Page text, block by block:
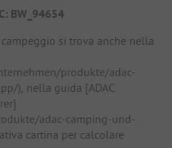
BW_94654
si trova anche nella
produkte/adac-
), nella guida [ADAC
adac-camping-und-
cartina per calcolare